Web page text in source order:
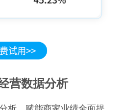
营数据分析